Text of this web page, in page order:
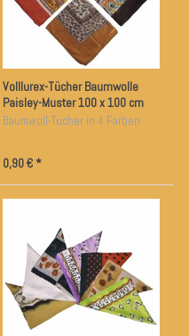
Volllurex-Tücher Baumwolle
Paisley-Muster 100 x 100 cm
Baumwoll-Tücher in 4 Farben
0,90 € *